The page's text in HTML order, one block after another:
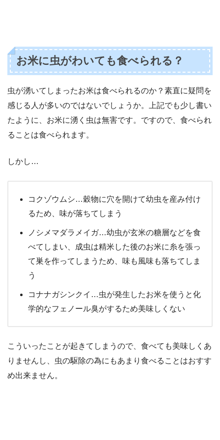
お米に虫がわいても食べられる？
虫が湧いてしまったお米は食べられるのか？素直に疑問を
感じる人が多いのではないでしょうか。上記でも少し書い
たように、お米に湧く虫は無害です。ですので、食べられ
ることは食べられます。
しかし…
コクゾウムシ…穀物に穴を開けて幼虫を産み付け
るため、味が落ちてしまう
ノシメマダラメイガ…幼虫が玄米の糖層などを食
べてしまい、成虫は精米した後のお米に糸を張っ
て巣を作ってしまうため、味も風味も落ちてしま
う
コナナガシンクイ…虫が発生したお米を使うと化
学的なフェノール臭がするため美味しくない
こういったことが起きてしまうので、食べても美味しくあ
りませんし、虫の駆除の為にもあまり食べることはおすす
め出来ません。